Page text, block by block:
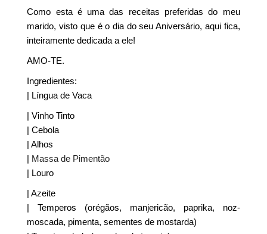
Como esta é uma das receitas preferidas do meu
marido, visto que é o dia do seu Aniversário, aqui fica,
inteiramente dedicada a ele!
AMO-TE.
Ingredientes:
| Língua de Vaca
| Vinho Tinto
| Cebola
| Alhos
| Massa de Pimentão
| Louro
| Azeite
| Temperos (orégãos, manjericão, paprika, noz-
moscada, pimenta, sementes de mostarda)